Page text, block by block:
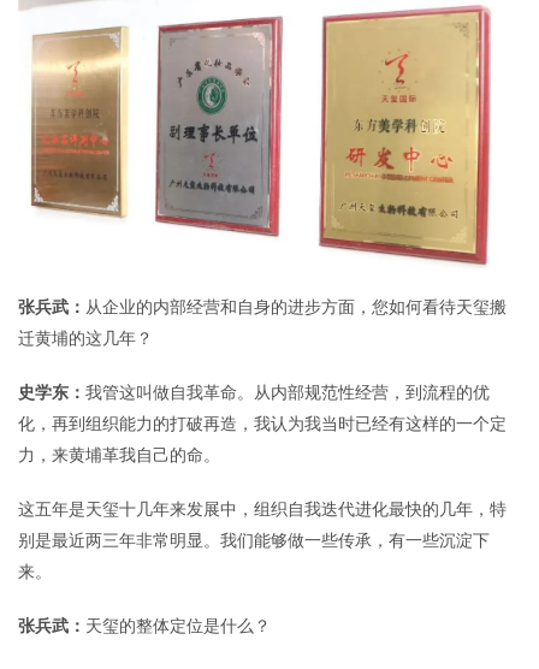
张兵武： 从企业的内部经营和自身的进步方面，您如何看待天玺搬
迁黄埔的这几年？
史学东： 我管这叫做自我革命。从内部规范性经营，到流程的优
化，再到组织能力的打破再造，我认为我当时已经有这样的一个定
力，来黄埔革我自己的命。
这五年是天玺十几年来发展中，组织自我迭代进化最快的几年，特
别是最近两三年非常明显。我们能够做一些传承，有一些沉淀下
来。
张兵武： 天玺的整体定位是什么？